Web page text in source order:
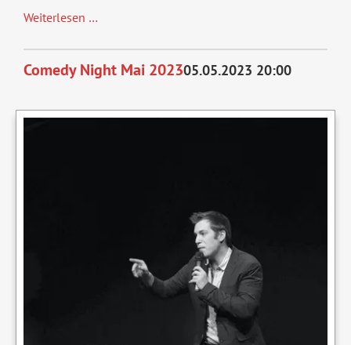
Weiterlesen …
Capella
Comedy Night Mai 202305.05.2023 20:00